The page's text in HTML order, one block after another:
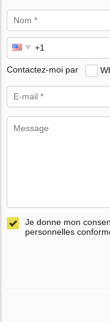
Contactez-moi par
Je donne mon
personnelles